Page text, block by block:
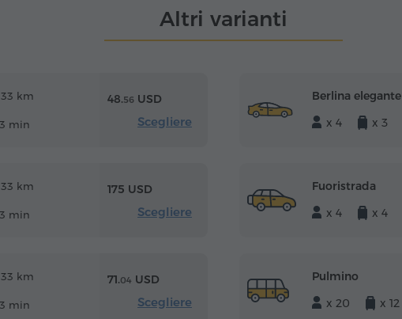
Altri varianti
33 km
min
48.56 USD
Scegliere
Berlina elegante
x 4
x 3
33 km
min
175 USD
Scegliere
Fuoristrada
x 4
x 4
33 km
min
71.04 USD
Scegliere
Pulmino
x 20
x 12